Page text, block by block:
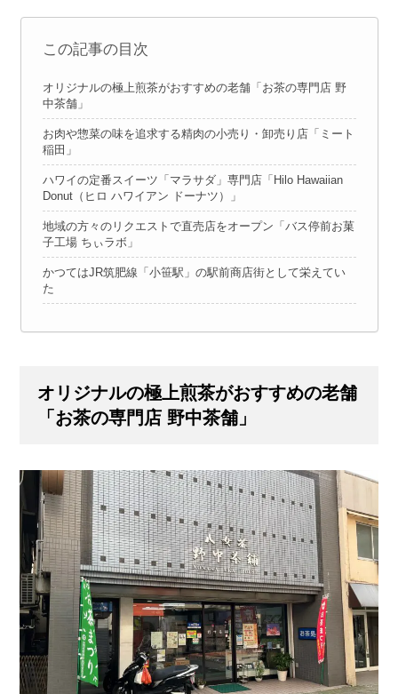
この記事の目次
オリジナルの極上煎茶がおすすめの老舗「お茶の専門店 野
中茶舗」
お肉や惣菜の味を追求する精肉の小売り・卸売り店「ミート
稲田」
ハワイの定番スイーツ「マラサダ」専門店「Hilo Hawaiian
Donut（ヒロ ハワイアン ドーナツ）」
地域の方々のリクエストで直売店をオープン「バス停前お菓
子工場 ちぃラボ」
かつてはJR筑肥線「小笹駅」の駅前商店街として栄えてい
た
オリジナルの極上煎茶がおすすめの老舗
「お茶の専門店 野中茶舗」